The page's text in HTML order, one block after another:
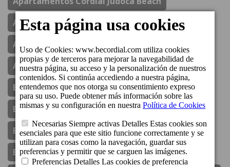
Apartamentos Cordial Magec Taurito
Apartamentos Cordial Mogán Valle
Aparthotel Cordial Mijas Golf
Aperturas
Boutique Hotel Cordial Galdós Jardín
Boutique Hotel Cordial La Niña De Vegueta
Boutique Hotel Cordial La Peregrina
Boutique Hotel Cordial Malteses